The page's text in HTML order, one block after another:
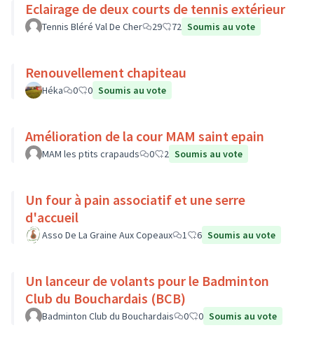
Eclairage de deux courts de tennis extérieur
Tennis Bléré Val De Cher 29 72 Soumis au vote
Renouvellement chapiteau
Héka 0 0 Soumis au vote
Amélioration de la cour MAM saint epain
MAM les ptits crapauds 0 2 Soumis au vote
Un four à pain associatif et une serre
d'accueil
Asso De La Graine Aux Copeaux 1 6 Soumis au vote
Un lanceur de volants pour le Badminton
Club du Bouchardais (BCB)
Badminton Club du Bouchardais 0 0 Soumis au vote